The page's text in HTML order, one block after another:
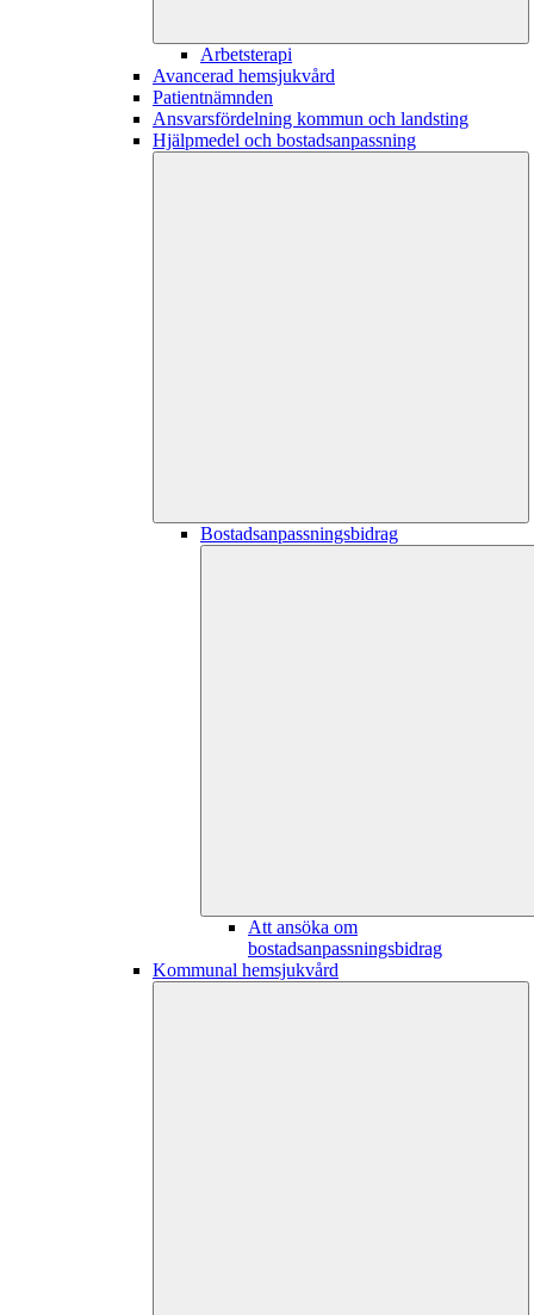
Arbetsterapi
Avancerad hemsjukvård
Patientnämnden
Ansvarsfördelning kommun och landsting
Hjälpmedel och bostadsanpassning
Bostadsanpassningsbidrag
Att ansöka om
bostadsanpassningsbidrag
Kommunal hemsjukvård